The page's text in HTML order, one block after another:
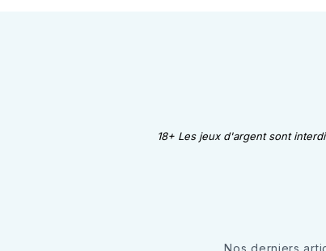
18+ Les jeux d'argent sont
Nos derniers